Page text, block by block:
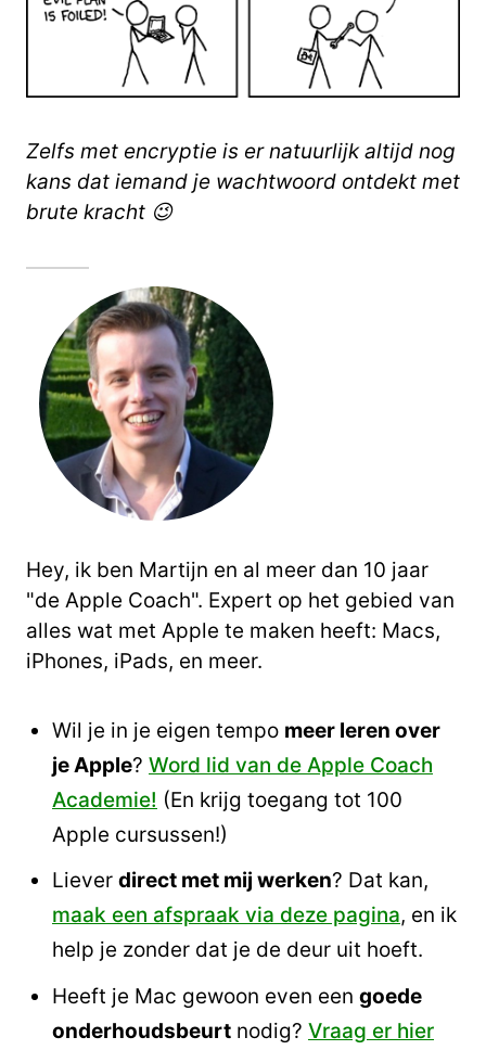
Zelfs met encryptie is er natuurlijk altijd nog
kans dat iemand je wachtwoord ontdekt met
brute kracht 😉
Hey, ik ben Martijn en al meer dan 10 jaar
"de Apple Coach". Expert op het gebied van
alles wat met Apple te maken heeft: Macs,
iPhones, iPads, en meer.
Wil je in je eigen tempo meer leren over
je Apple? Word lid van de Apple Coach
Academie! (En krijg toegang tot 100
Apple cursussen!)
Liever direct met mij werken? Dat kan,
maak een afspraak via deze pagina, en ik
help je zonder dat je de deur uit hoeft.
Heeft je Mac gewoon even een goede
onderhoudsbeurt nodig? Vraag er hier